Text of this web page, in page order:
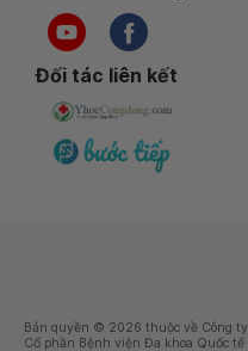
Đối tác liên kết
Bản quyền © 2026 thuộc về Công ty
Cổ phần Bệnh viện Đa khoa Quốc tế